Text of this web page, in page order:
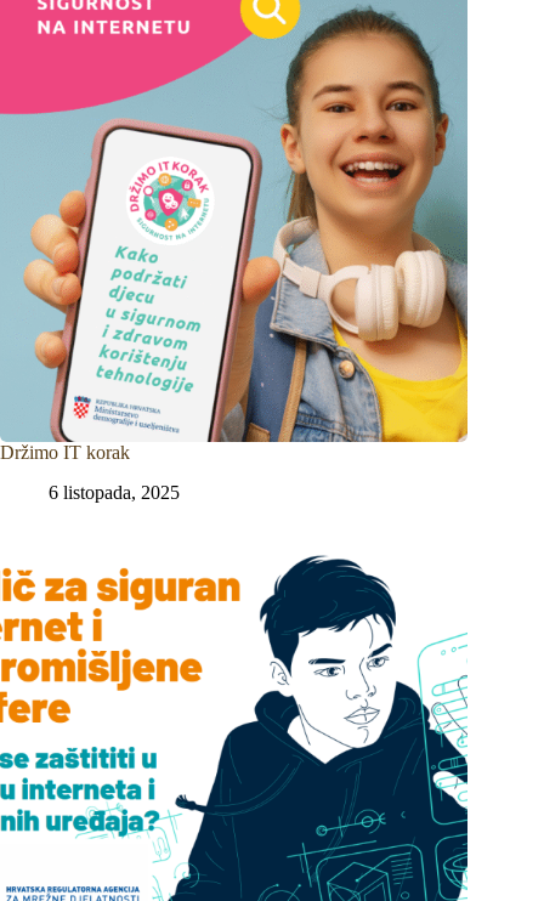
Držimo IT korak
6 listopada, 2025